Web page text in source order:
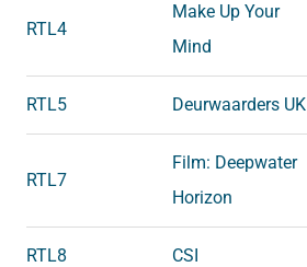
RTL4
Make Up Your
Mind
RTL5 Deurwaarders UK
RTL7
Film: Deepwater
Horizon
RTL8 CSI